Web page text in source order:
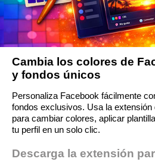
Cambia los colores de
y fondos únicos
Personaliza Facebook fácilmente
fondos exclusivos. Usa la extensión
para cambiar colores, aplicar
tu perfil en un solo clic.
Descarga la extensión